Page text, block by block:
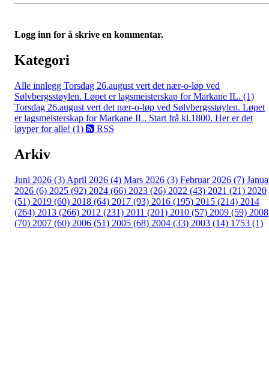
Logg inn for å skrive en kommentar.
Kategori
Alle innlegg Torsdag 26.august vert det nær-o-løp ved
Sølvbergsstøylen. Løpet er lagsmeisterskap for Markane IL. (1)
Torsdag 26.august vert det nær-o-løp ved Sølvbergsstøylen. Løpet
er lagsmeisterskap for Markane IL. Start frå kl.1800. Her er det
løyper for alle! (1)
RSS
Arkiv
Juni 2026 (3) April 2026 (4) Mars 2026 (3) Februar 2026 (7)
2026 (6) 2025 (92) 2024 (66) 2023 (26) 2022 (43) 2021 (21) 2020
(51) 2019 (60) 2018 (64) 2017 (93) 2016 (195) 2015 (214) 2014
(264) 2013 (266) 2012 (231) 2011 (201) 2010 (57) 2009 (59) 2008
(70) 2007 (60) 2006 (51) 2005 (68) 2004 (33) 2003 (14) 1753 (1)